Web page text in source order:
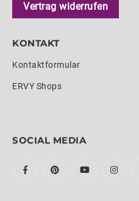
Vertrag widerrufen
KONTAKT
Kontaktformular
ERVY Shops
SOCIAL MEDIA